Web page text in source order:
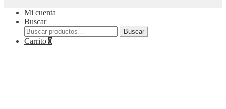
Mi cuenta
Buscar
Buscar
por:
Buscar
Carrito 0